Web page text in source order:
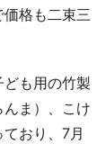
格も二束三
も用の竹製
ま）、こけ
おり、7月